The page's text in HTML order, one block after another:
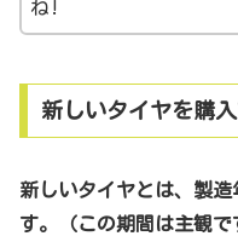
ね!
新しいタイヤを購
新しいタイヤとは、製
す。（この期間は主観で